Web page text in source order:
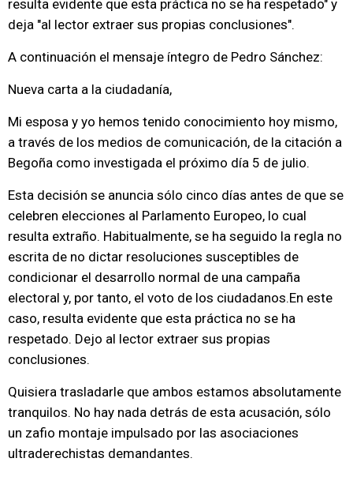
resulta evidente que esta práctica no se ha respetado" y
deja "al lector extraer sus propias conclusiones".
A continuación el mensaje íntegro de Pedro Sánchez:
Nueva carta a la ciudadanía,
Mi esposa y yo hemos tenido conocimiento hoy mismo,
a través de los medios de comunicación, de la citación a
Begoña como investigada el próximo día 5 de julio.
Esta decisión se anuncia sólo cinco días antes de que se
celebren elecciones al Parlamento Europeo, lo cual
resulta extraño. Habitualmente, se ha seguido la regla no
escrita de no dictar resoluciones susceptibles de
condicionar el desarrollo normal de una campaña
electoral y, por tanto, el voto de los ciudadanos.En este
caso, resulta evidente que esta práctica no se ha
respetado. Dejo al lector extraer sus propias
conclusiones.
Quisiera trasladarle que ambos estamos absolutamente
tranquilos. No hay nada detrás de esta acusación, sólo
un zafio montaje impulsado por las asociaciones
ultraderechistas demandantes.